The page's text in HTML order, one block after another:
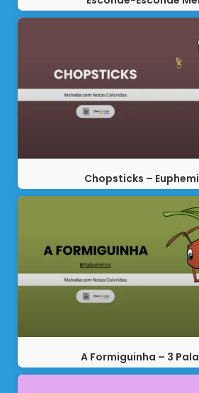
Chopsticks –
A Formiguinha – 3